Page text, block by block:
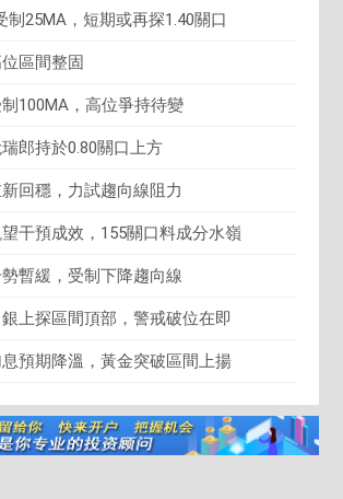
制25MA，短期或再探1.40關口
區間整固
100MA，高位爭持待變
郎持於0.80關口上方
回穩，力試趨向線阻力
干預成效，155關口料成分水嶺
暫緩，受制下降趨向線
上探區間頂部，警戒破位在即
預期降溫，黃金突破區間上揚